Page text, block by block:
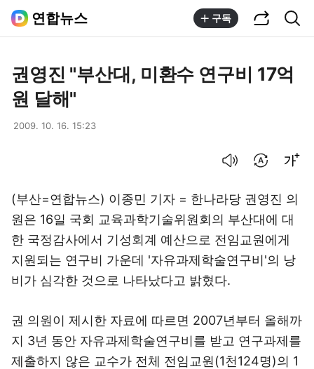
연합뉴스 구독
권영진 "부산대, 미환수 연구비 17억
원 달해"
2009. 10. 16. 15:23
(부산=연합뉴스) 이종민 기자 = 한나라당 권영진 의
원은 16일 국회 교육과학기술위원회의 부산대에 대
한 국정감사에서 기성회계 예산으로 전임교원에게
지원되는 연구비 가운데 '자유과제학술연구비'의 낭
비가 심각한 것으로 나타났다고 밝혔다.
권 의원이 제시한 자료에 따르면 2007년부터 올해까
지 3년 동안 자유과제학술연구비를 받고 연구과제를
제출하지 않은 교수가 전체 전임교원(1천124명)의 1